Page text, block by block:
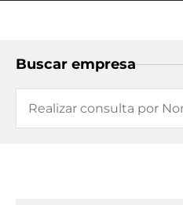
Buscar empresa